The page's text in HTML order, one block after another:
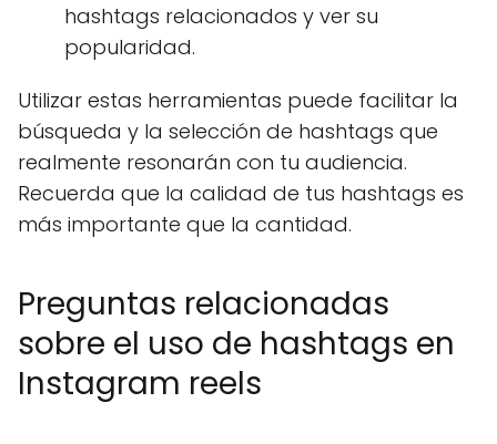
hashtags relacionados y ver su
popularidad.
Utilizar estas herramientas puede facilitar la
búsqueda y la selección de hashtags que
realmente resonarán con tu audiencia.
Recuerda que la calidad de tus hashtags es
más importante que la cantidad.
Preguntas relacionadas
sobre el uso de hashtags en
Instagram reels